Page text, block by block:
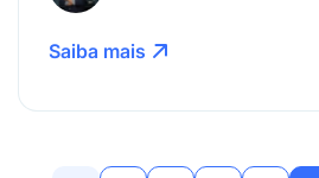
Saiba mais